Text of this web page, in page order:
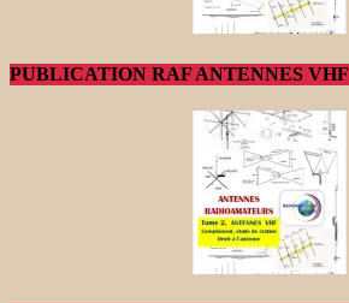
PUBLICATION RAF ANTENNES VHF